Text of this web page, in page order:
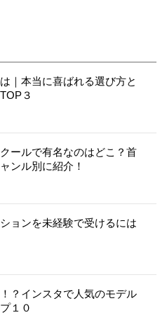
｜本当に喜ばれる選び方と
３
ールで有名なのはどこ？首
ンル別に紹介！
ョンを未経験で受けるには
？インスタで人気のモデル
１０